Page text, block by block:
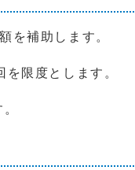
を補助します。
限度とします。